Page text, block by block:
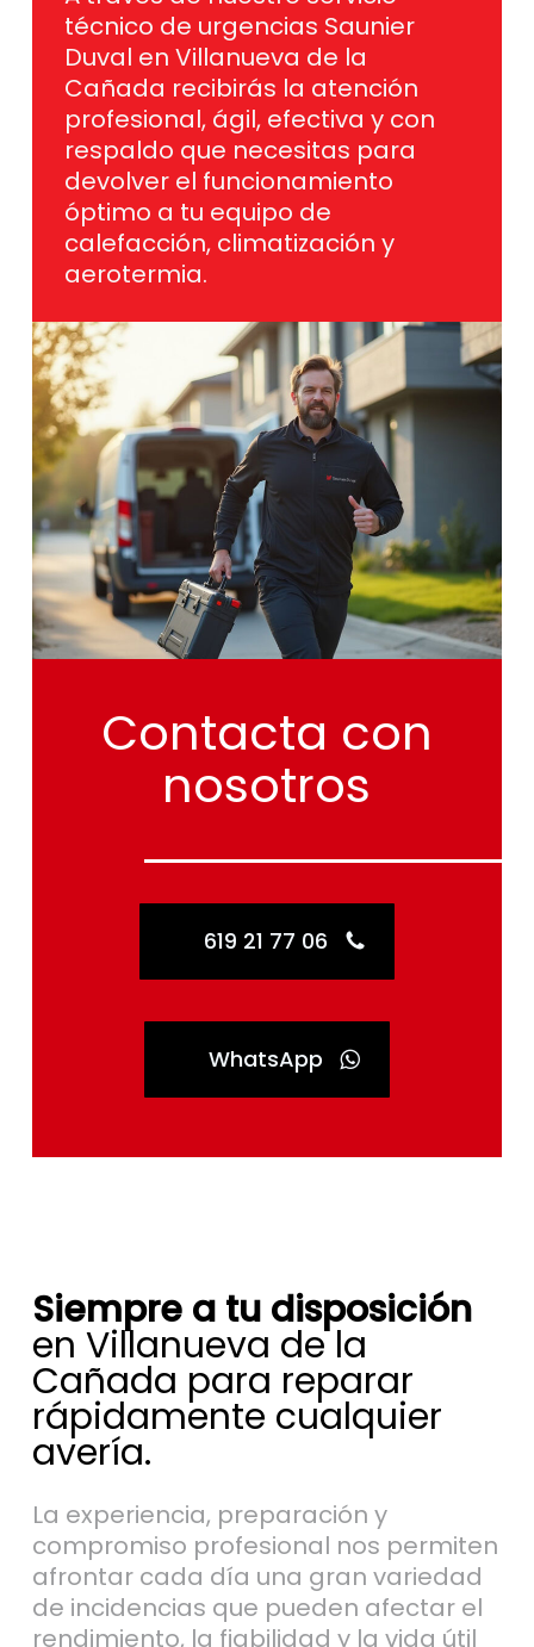
técnico de urgencias Saunier
Duval en Villanueva de la
Cañada recibirás la atención
profesional, ágil, efectiva y con
respaldo que necesitas para
devolver el funcionamiento
óptimo a tu equipo de
calefacción, climatización y
aerotermia.
Contacta con
nosotros
619 21 77 06
WhatsApp
Siempre a tu disposición
en Villanueva de la
Cañada para reparar
rápidamente cualquier
avería.
La experiencia, preparación y
compromiso profesional nos permiten
afrontar cada día una gran variedad
de incidencias que pueden afectar el
rendimiento, la fiabilidad y la vida útil